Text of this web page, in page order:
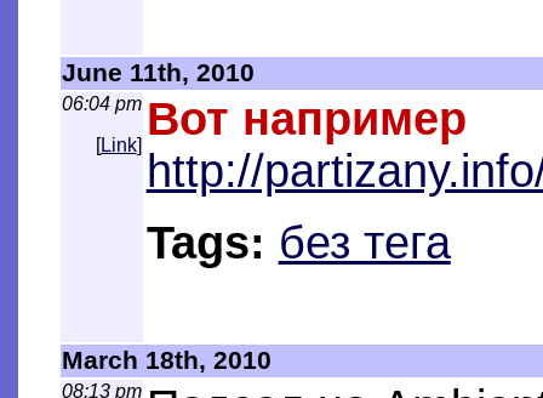
June 11th, 2010
06:04 pm
[Link]
Вот например
http://
Tags: без тега
March 18th, 2010
08:13 pm